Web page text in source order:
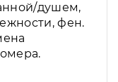
душем,
фен.